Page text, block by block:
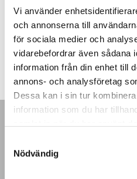
Vi använder
och annonserna till
för sociala medier och
vidarebefordrar även sådana
information från din enhet till
annons- och analysföretag
Dessa kan i sin tur
information som du har
Nödvändig
Mecmesin Toggle Clamp för
dynamometer med